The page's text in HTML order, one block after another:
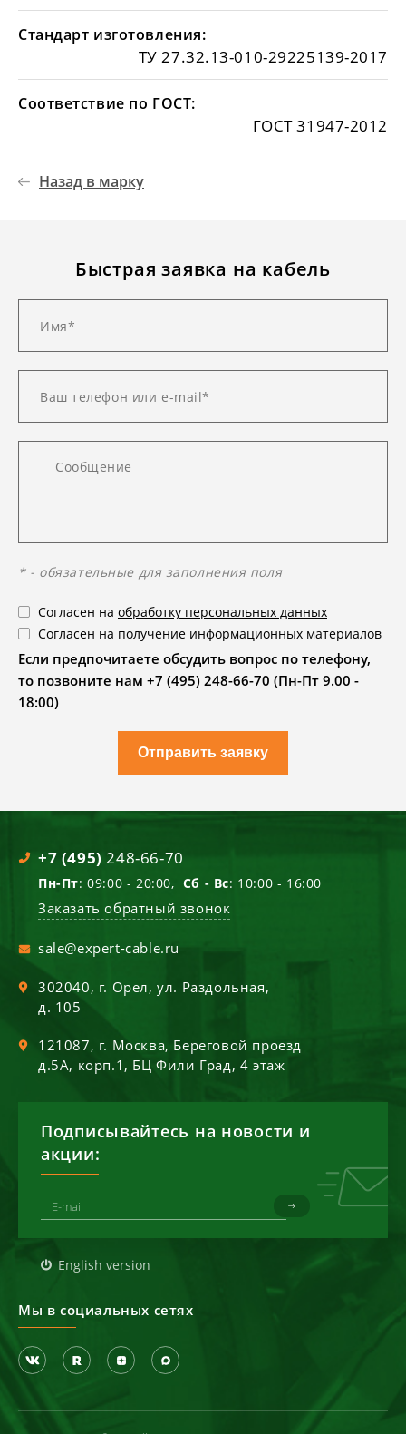
Стандарт изготовления:
ТУ 27.32.13-010-29225139-2017
Соответствие по ГОСТ:
ГОСТ 31947-2012
Назад в марку
Быстрая заявка на кабель
* - обязательные для заполнения поля
Согласен на обработку персональных данных
Согласен на получение информационных материалов
Если предпочитаете обсудить вопрос по телефону,
то позвоните нам +7 (495) 248-66-70 (Пн-Пт 9.00 -
18:00)
Отправить заявку
+7 (495) 248-66-70
Пн-Пт: 09:00 - 20:00, Сб - Вс: 10:00 - 16:00
Заказать обратный звонок
sale@expert-cable.ru
302040, г. Орел,ул. Раздольная,
д. 105
121087, г. Москва, Береговой проезд
д.5А, корп.1, БЦ Фили Град, 4 этаж
Подписывайтесь на новости и
акции:
English version
Мы в социальных сетях